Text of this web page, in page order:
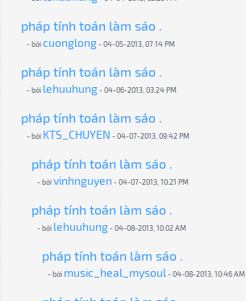
pháp tính toán làm sáo .
- bởicuonglong- 04-05-2013, 07:14 PM
pháp tính toán làm sáo .
- bởi lehuuhung- 04-06-2013, 03:24 PM
pháp tính toán làm sáo .
- bởi KTS_CHUYEN - 04-07-2013, 09:42 PM
pháp tính toán làm sáo .
- bởivinhnguyen - 04-07-2013, 10:21 PM
pháp tính toán làm sáo .
- bởi lehuuhung- 04-08-2013, 10:02 AM
pháp tính toán làm sáo .
- bởi music_heal_mysoul- 04-08-2013, 10:46 AM